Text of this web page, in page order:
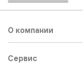
О компании
Сервис